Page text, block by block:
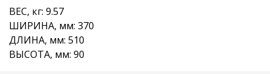
ВЕС, кг: 9.57
ШИРИНА, мм: 370
ДЛИНА, мм: 510
ВЫСОТА, мм: 90